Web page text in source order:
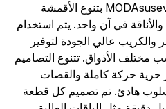
تتميز مجموعة فساتين سهرة MODAsusev بتنوع الأقمشة
في آن واحد. يتم استخدام
والكريب عالي الجودة لتوفير
الأذواق. تتنوع التصاميم
حرية حركة كاملة والقصات
هادئ. تم تصميم كل قطعة